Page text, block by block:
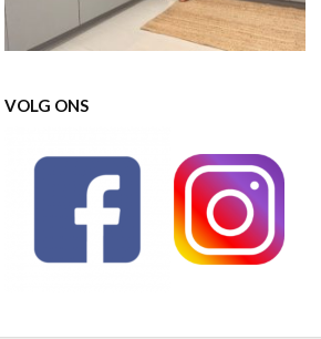
VOLG ONS